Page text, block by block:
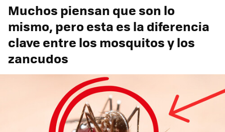
Muchos piensan que son lo
mismo, pero esta es la diferencia
clave entre los mosquitos y los
zancudos